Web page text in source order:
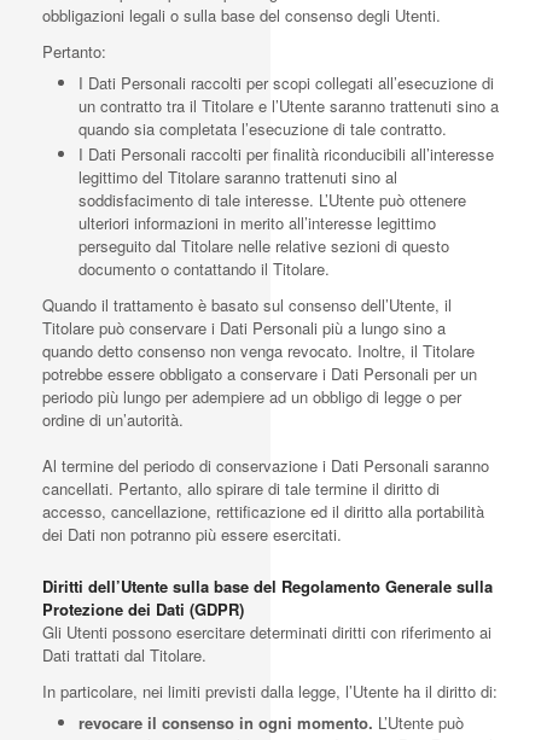
obbligazioni legali o sulla base del consenso degli Utenti.
Pertanto:
I Dati Personali raccolti per scopi collegati all’esecuzione di
un contratto tra il Titolare e l’Utente saranno trattenuti sino a
quando sia completata l’esecuzione di tale contratto.
I Dati Personali raccolti per finalità riconducibili all’interesse
legittimo del Titolare saranno trattenuti sino al
soddisfacimento di tale interesse. L’Utente può ottenere
ulteriori informazioni in merito all’interesse legittimo
perseguito dal Titolare nelle relative sezioni di questo
documento o contattando il Titolare.
Quando il trattamento è basato sul consenso dell’Utente, il
Titolare può conservare i Dati Personali più a lungo sino a
quando detto consenso non venga revocato. Inoltre, il Titolare
potrebbe essere obbligato a conservare i Dati Personali per un
periodo più lungo per adempiere ad un obbligo di legge o per
ordine di un’autorità.
Al termine del periodo di conservazione i Dati Personali saranno
cancellati. Pertanto, allo spirare di tale termine il diritto di
accesso, cancellazione, rettificazione ed il diritto alla portabilità
dei Dati non potranno più essere esercitati.
Diritti dell’Utente sulla base del Regolamento Generale sulla
Protezione dei Dati (GDPR)
Gli Utenti possono esercitare determinati diritti con riferimento ai
Dati trattati dal Titolare.
In particolare, nei limiti previsti dalla legge, l’Utente ha il diritto di:
revocare il consenso in ogni momento. L’Utente può